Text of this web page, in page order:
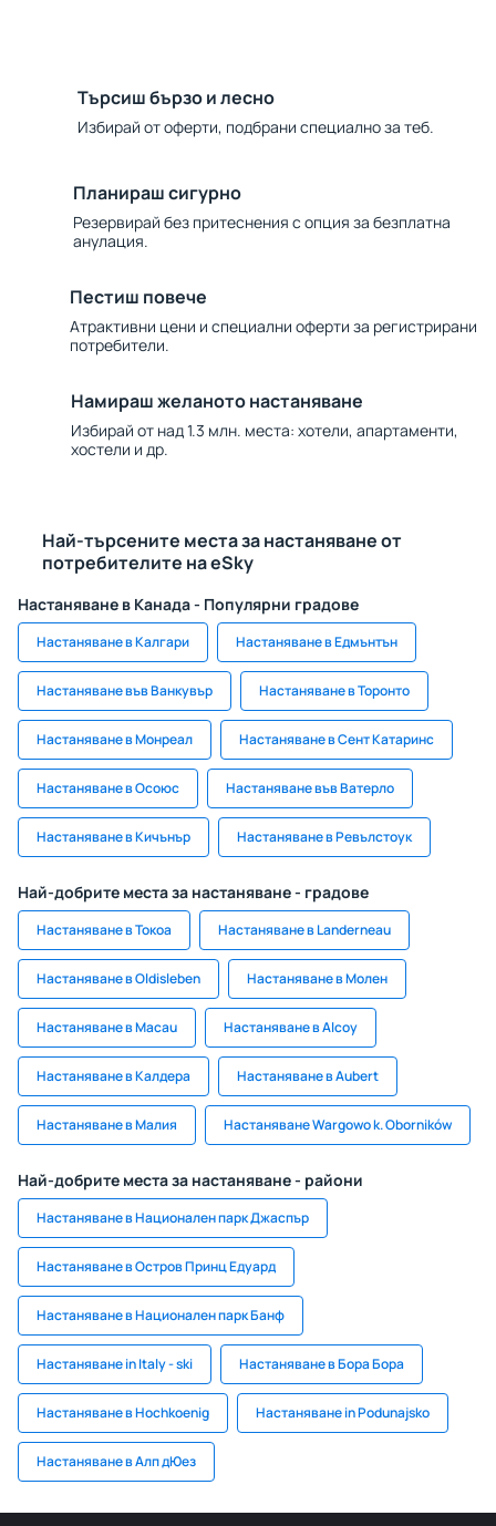
Търсиш бързо и лесно
Избирай от оферти, подбрани специално за теб.
Планираш сигурно
Резервирай без притеснения с опция за безплатна
анулация.
Пестиш повече
Атрактивни цени и специални оферти за регистрирани
потребители.
Намираш желаното настаняване
Избирай от над 1.3 млн. места: хотели, апартаменти,
хостели и др.
Най-търсените места за настаняване от
потребителите на eSky
Настаняване в Канада - Популярни градове
Настаняване в Калгари Настаняване в Едмънтън
Настаняване във Ванкувър Настаняване в Торонто
Настаняване в Монреал Настаняване в Сент Катаринс
Настаняване в Осоюс Настаняване във Ватерло
Настаняване в Кичънър Настаняване в Ревълстоук
Най-добрите места за настаняване - градове
Настаняване в Токоа Настаняване в Landerneau
Настаняване в Oldisleben Настаняване в Молен
Настаняване в Macau Настаняване в Alcoy
Настаняване в Калдера Настаняване в Aubert
Настаняване в Малия Настаняване Wargowo k. Oborników
Най-добрите места за настаняване - райони
Настаняване в Национален парк Джаспър
Настаняване в Остров Принц Едуард
Настаняване в Национален парк Банф
Настаняване in Italy - ski Настаняване в Бора Бора
Настаняване в Hochkoenig Настаняване in Podunajsko
Настаняване в Алп дЮез